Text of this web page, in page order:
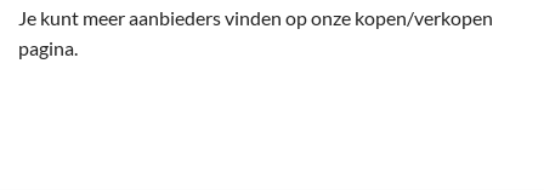
Je kunt meer aanbieders vinden op onze kopen/verkopen
pagina.